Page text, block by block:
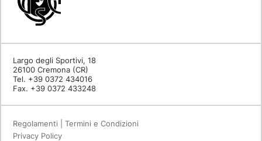
Largo degli Sportivi, 18
26100 Cremona (CR)
Tel. +39 0372 434016
Fax. +39 0372 433248
Regolamenti | Termini e Condizioni
Privacy Policy